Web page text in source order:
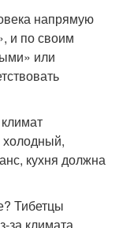
напрямую
и по своим
или
кухня должна
Тибетцы